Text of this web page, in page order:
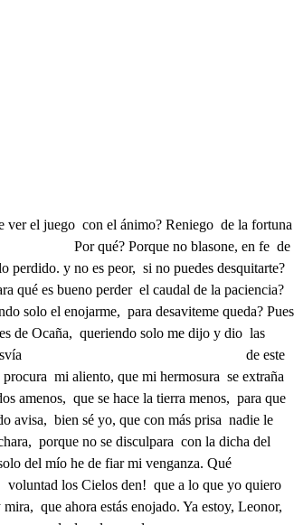
Ortuño, sino me engaño Trillo hacia nosotros viene. él es, y si muy hinchadas trae las temas, claro está, que la postema querrá que le abras a cuchilladas. En vuestra busca he venido. Pues ya me habéis encontrado. Despedid a ese criado. Por qué, si bien le he servido? Porque a solas quiero hablar a Céspedes. A qué aguardas? Voyme, más desde unas bardas el suceso he de escuchar. Ya estamos solos. Pues vamos de Esperanza hacia el Convento Saber no podré el intento, antes que al campo salgamos? pues si habemos de reñir, en saliendo del lugar, lo que la lengua ha de hablar, las manos lo han de decir. Y si la ocasión no fuere justa, no será razón el reñir sin ocasión, y así decídmela. Quiere ver mi emulación bizarra, ya que a todo me vencéis, si con la espada tenéis la dicha que con la barra? si con heroica osadía, con altivo pundonor, desde la fuerza, al valor. salta vuestra valentía? si hacia el honrado interés, vuestros alientos lozanos, corren también con las manos como corren con los pies? y al fin, quiero examinar, con mi valor de este modo, si como ganáis en todo, en todo habéis de ganar? Yo no lo he de resistir, mas si va a decir verdad, venceros en amistad, no es causa para reñir; porque ocasión tan liviana, Qué razón darnos pudiera? (poco por él le temiera, sino temiera a su hermana) y decid. ya, entre los dos, no tenemos que argüir, pues no tengo que decir, más que he de reñir con vos. Mirad, que vamos saliendo al campo. ya lo he mirado, y parece que he tardado, según el llegar pretendo. Tiempo hay, y pues la ocasión no la ha podido vencer, perdone amor, que ha de ser primero mi obligación. De rabia el pecho se quema. ya no tenemos que hablar, pues en el campo he de estar de parte de vuestra tema. Sacad la espada. ya sale a vengar mi airado enojo, No es tan fácil el antojo. que el brío a la fuerza iguale? mas yo le pienso apurar. Aunque Trillo es esforzado, según soy de desgraciado, temo, que le he de matar. De cólera apenas ven